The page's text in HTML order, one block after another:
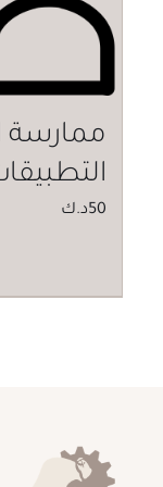
ممارسة
50د.ك